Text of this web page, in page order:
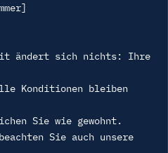
ändert sich nichts: Ihre
Konditionen bleiben
Sie wie gewohnt.
Sie auch unsere